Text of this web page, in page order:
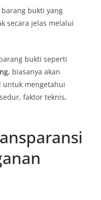
bukti yang
secara jelas melalui
bukti seperti
, biasanya akan
untuk mengetahui
faktor teknis,